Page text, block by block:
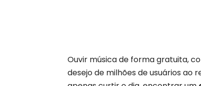
Ouvir música de forma gratuita,
desejo de milhões de usuários ao